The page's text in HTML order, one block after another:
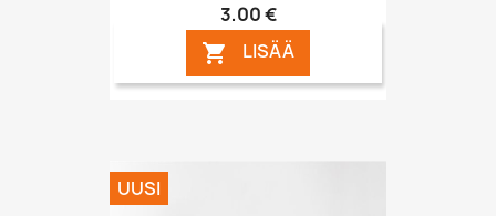
3,00 €
 LISÄÄ
UUSI